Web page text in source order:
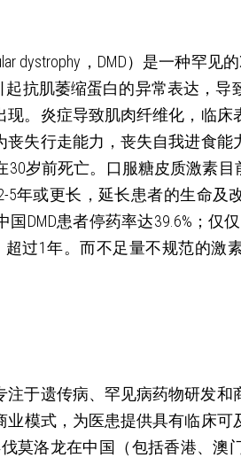
dystrophy，DMD）是一种罕
起抗肌萎缩蛋白的异常表达，导
。炎症导致肌肉纤维化，临
丧失行走能力，丧失自我进食
岁前死亡。口服糖皮质激素目
5年或更长，延长患者的生命及
DMD患者停药率达39.6%；仅
超过1年。而不足量不规范的激
注于遗传病、罕见病药物研发
模式，为医患提供具有临床可
莫洛龙在中国（包括香港、